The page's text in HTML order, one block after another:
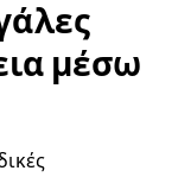
μέσω